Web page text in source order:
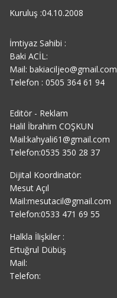
Kuruluş :04.10.2008
İmtiyaz Sahibi :
Baki ACİL:
Mail: bakiaciljeo@gmail.com
Telefon : 0505 364 61 94
Editör - Reklam
Halil İbrahim COŞKUN
Mail:kahyali61@gmail.com
Telefon:0535 350 28 37
Dijital Koordinatör:
Mesut Açıl
Mail:mesutacil@gmail.com
Telefon:0533 471 69 55
Halkla İlişkiler :
Ertuğrul Dübüş
Mail:
Telefon: